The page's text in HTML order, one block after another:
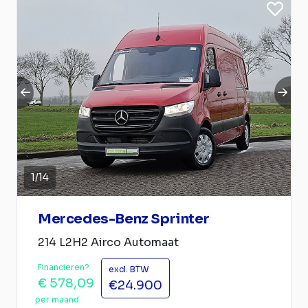
1/14
Mercedes-Benz Sprinter
214 L2H2 Airco Automaat
Financieren?
€ 578,09
per maand
excl. BTW
€24.900